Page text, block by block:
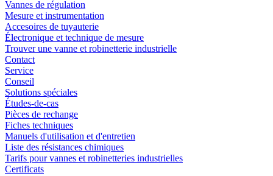
Vannes de régulation
Mesure et instrumentation
Accesoires de tuyauterie
Électronique et technique de mesure
Trouver une vanne et robinetterie industrielle
Contact
Service
Conseil
Solutions spéciales
Études-de-cas
Pièces de rechange
Fiches techniques
Manuels d'utilisation et d'entretien
Liste des résistances chimiques
Tarifs pour vannes et robinetteries industrielles
Certificats